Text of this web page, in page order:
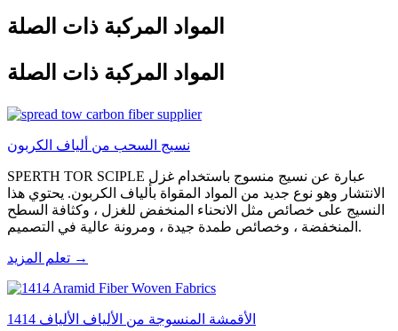
المواد المركبة ذات الصلة
المواد المركبة ذات الصلة
نسيج السحب من ألياف الكربون
SPERTH TOR SCIPLE عبارة عن نسيج منسوج باستخدام غزل
الانتشار وهو نوع جديد من المواد المقواة بألياف الكربون. يحتوي هذا
النسيج على خصائص مثل الانحناء المنخفض للغزل ، وكثافة السطح
المنخفضة ، وخصائص طمدة جيدة ، ومرونة عالية في التصميم.
تعلم المزيد →
1414 الأقمشة المنسوجة من الألياف الألياف